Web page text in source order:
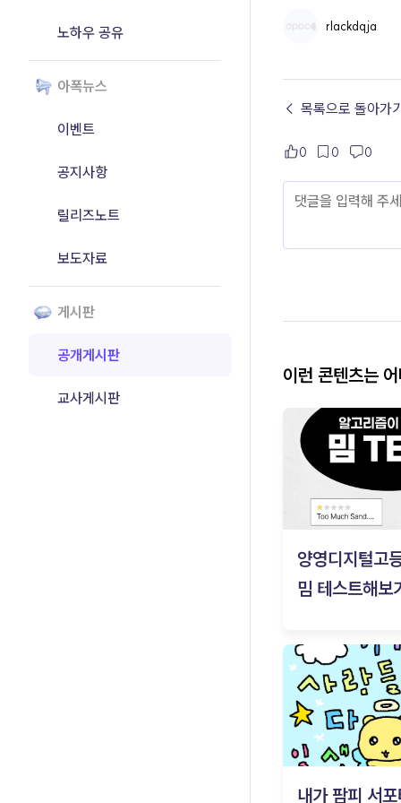
노하우 공유
아폭뉴스
이벤트
공지사항
릴리즈노트
보도자료
게시판
공개게시판
교사게시판
rlackdqja
← 목록으로 돌아가기
0 0 0
이런 콘텐츠는
양영디지털고
밈 테스트해보
내가 팜피 서